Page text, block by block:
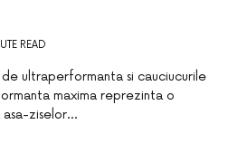
READ
ultraperformanta si cauciucurile
maxima reprezinta o
ziselor…